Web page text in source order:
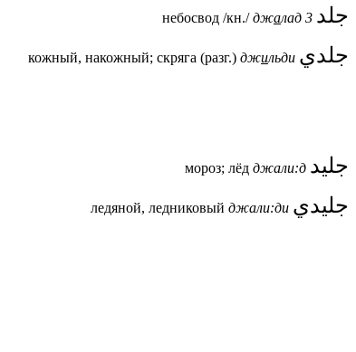
небосвод /кн./джалад 3 جلد
кожный, накожный; скряга (разг.) джильди جلدي
мороз; лёд джали:д جليد
ледяной, ледниковый джали:ди جليدي